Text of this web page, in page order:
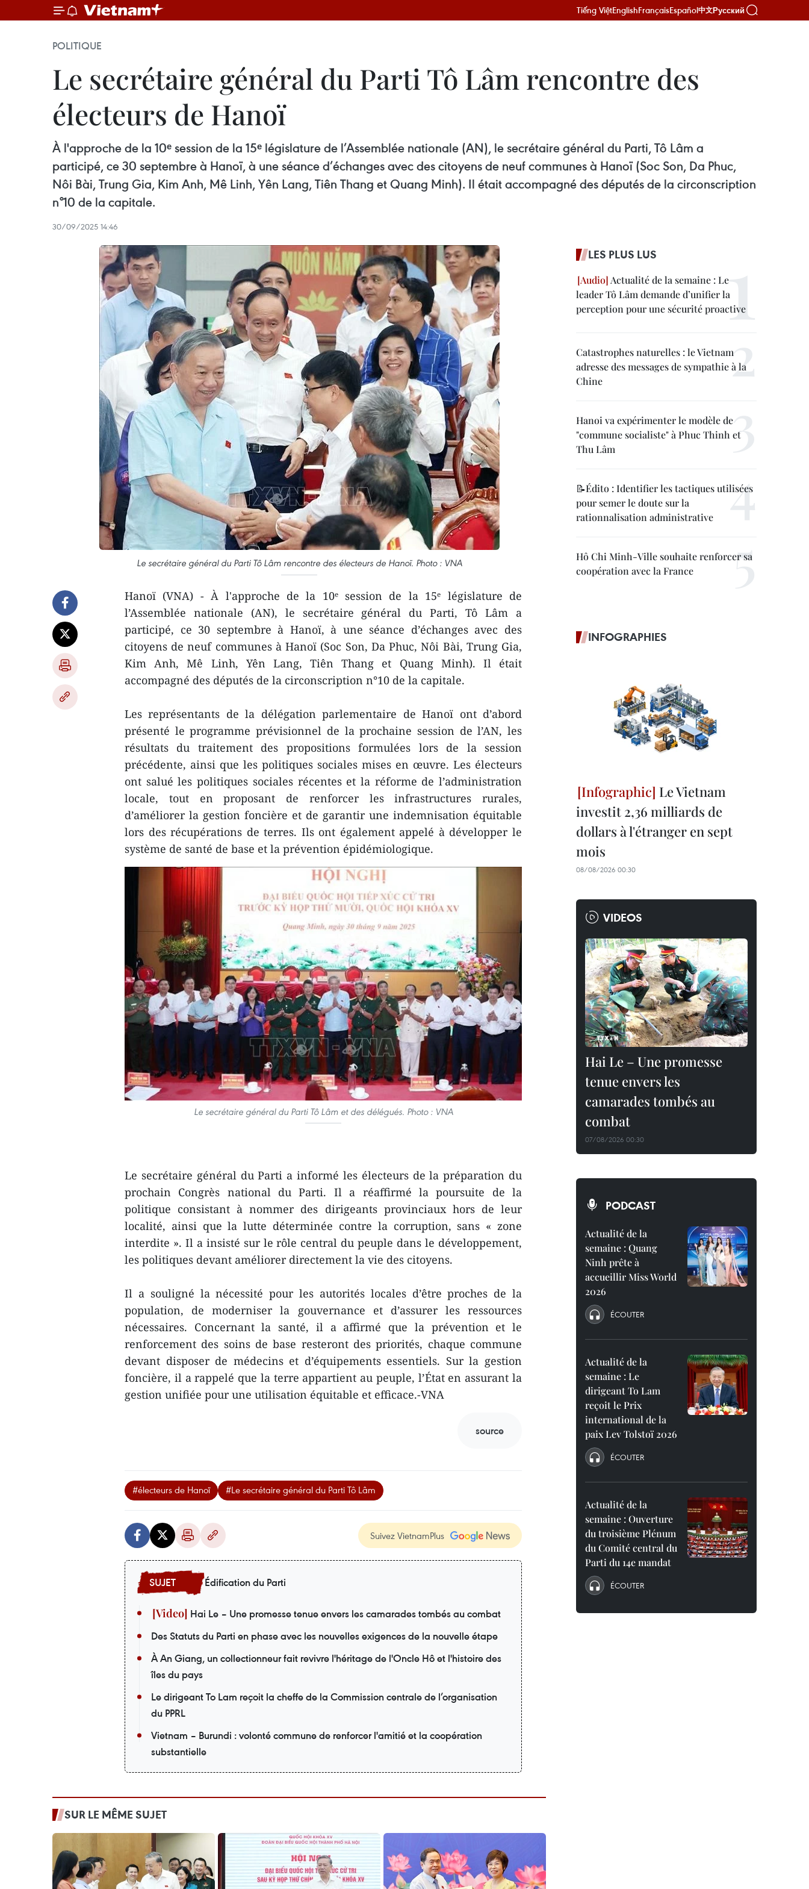
Tiếng ViệtEnglishFrançaisEspañol中文Русский
POLITIQUE
Le secrétaire général du Parti Tô Lâm rencontre des
électeurs de Hanoï
À l'approche de la 10ᵉ session de la 15ᵉ législature de l’Assemblée nationale (AN), le secrétaire général du Parti, Tô Lâm a
participé, ce 30 septembre à Hanoï, à une séance d’échanges avec des citoyens de neuf communes à Hanoï (Soc Son, Da Phuc,
Nôi Bài, Trung Gia, Kim Anh, Mê Linh, Yên Lang, Tiên Thang et Quang Minh). Il était accompagné des députés de la circonscription
n°10 de la capitale.
30/09/2025 14:46
Le secrétaire général du Parti Tô Lâm rencontre des électeurs de Hanoï. Photo : VNA
Hanoï (VNA) - À l'approche de la 10ᵉ session de la 15ᵉ législature de
l’Assemblée nationale (AN), le secrétaire général du Parti, Tô Lâm a
participé, ce 30 septembre à Hanoï, à une séance d’échanges avec des
citoyens de neuf communes à Hanoï (Soc Son, Da Phuc, Nôi Bài, Trung Gia,
Kim Anh, Mê Linh, Yên Lang, Tiên Thang et Quang Minh). Il était
accompagné des députés de la circonscription n°10 de la capitale.
Les représentants de la délégation parlementaire de Hanoï ont d’abord
présenté le programme prévisionnel de la prochaine session de l’AN, les
résultats du traitement des propositions formulées lors de la session
précédente, ainsi que les politiques sociales mises en œuvre. Les électeurs
ont salué les politiques sociales récentes et la réforme de l’administration
locale, tout en proposant de renforcer les infrastructures rurales,
d’améliorer la gestion foncière et de garantir une indemnisation équitable
lors des récupérations de terres. Ils ont également appelé à développer le
système de santé de base et la prévention épidémiologique.
Le secrétaire général du Parti Tô Lâm et des délégués. Photo : VNA
Le secrétaire général du Parti a informé les électeurs de la préparation du
prochain Congrès national du Parti. Il a réaffirmé la poursuite de la
politique consistant à nommer des dirigeants provinciaux hors de leur
localité, ainsi que la lutte déterminée contre la corruption, sans « zone
interdite ». Il a insisté sur le rôle central du peuple dans le développement,
les politiques devant améliorer directement la vie des citoyens.
Il a souligné la nécessité pour les autorités locales d’être proches de la
population, de moderniser la gouvernance et d’assurer les ressources
nécessaires. Concernant la santé, il a affirmé que la prévention et le
renforcement des soins de base resteront des priorités, chaque commune
devant disposer de médecins et d’équipements essentiels. Sur la gestion
foncière, il a rappelé que la terre appartient au peuple, l’État en assurant la
gestion unifiée pour une utilisation équitable et efficace.-VNA
source
#électeurs de Hanoï #Le secrétaire général du Parti Tô Lâm
Suivez VietnamPlus
Édification du Parti
Hai Le – Une promesse tenue envers les camarades tombés au combat
Des Statuts du Parti en phase avec les nouvelles exigences de la nouvelle étape
À An Giang, un collectionneur fait revivre l'héritage de l'Oncle Hô et l'histoire des
îles du pays
Le dirigeant To Lam reçoit la cheffe de la Commission centrale de l’organisation
du PPRL
Vietnam – Burundi : volonté commune de renforcer l'amitié et la coopération
substantielle
SUR LE MÊME SUJET
LES PLUS LUS
Actualité de la semaine : Le
leader Tô Lâm demande d’unifier la
perception pour une sécurité proactive
Catastrophes naturelles : le Vietnam
adresse des messages de sympathie à la
Chine
Hanoi va expérimenter le modèle de
"commune socialiste" à Phuc Thinh et
Thu Lâm
📝Édito : Identifier les tactiques utilisées
pour semer le doute sur la
rationnalisation administrative
Hô Chi Minh-Ville souhaite renforcer sa
coopération avec la France
INFOGRAPHIES
Le Vietnam
investit 2,36 milliards de
dollars à l'étranger en sept
mois
08/08/2026 00:30
VIDEOS
Hai Le – Une promesse
tenue envers les
camarades tombés au
combat
07/08/2026 00:30
PODCAST
Actualité de la
semaine : Quang
Ninh prête à
accueillir Miss World
2026
ÉCOUTER
Actualité de la
semaine : Le
dirigeant To Lam
reçoit le Prix
international de la
paix Lev Tolstoï 2026
ÉCOUTER
Actualité de la
semaine : Ouverture
du troisième Plénum
du Comité central du
Parti du 14e mandat
ÉCOUTER